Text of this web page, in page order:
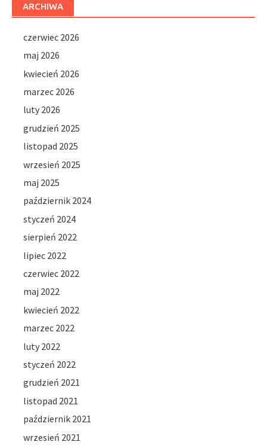
ARCHIWA
czerwiec 2026
maj 2026
kwiecień 2026
marzec 2026
luty 2026
grudzień 2025
listopad 2025
wrzesień 2025
maj 2025
październik 2024
styczeń 2024
sierpień 2022
lipiec 2022
czerwiec 2022
maj 2022
kwiecień 2022
marzec 2022
luty 2022
styczeń 2022
grudzień 2021
listopad 2021
październik 2021
wrzesień 2021